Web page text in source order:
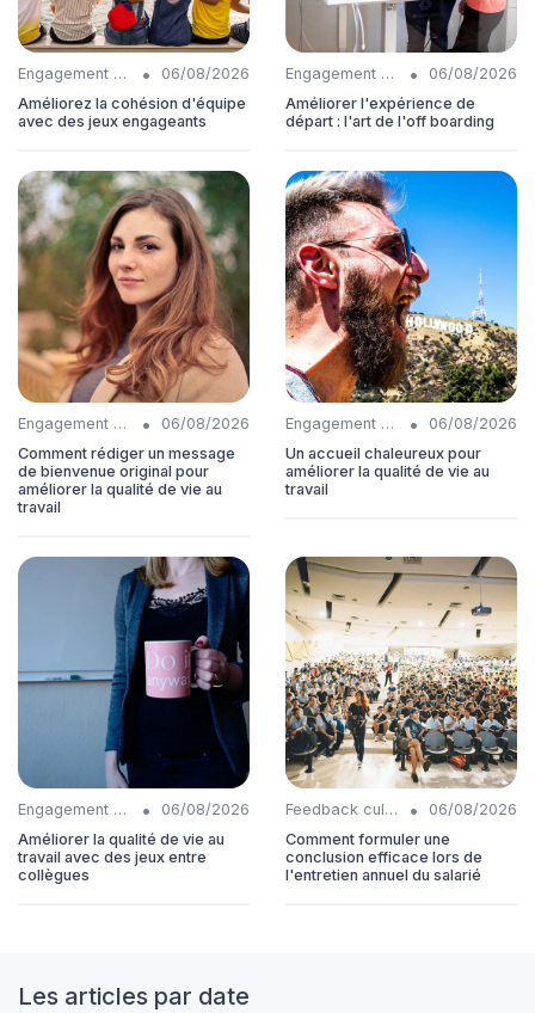
Engagement collaborateurs •
06/08/2026
Améliorez la cohésion d'équipe
avec des jeux engageants
Engagement collaborateurs •
06/08/2026
Améliorer l'expérience de
départ : l'art de l'off boarding
Engagement collaborateurs •
06/08/2026
Comment rédiger un message
de bienvenue original pour
améliorer la qualité de vie au
travail
Engagement collaborateurs •
06/08/2026
Un accueil chaleureux pour
améliorer la qualité de vie au
travail
Engagement collaborateurs •
06/08/2026
Améliorer la qualité de vie au
travail avec des jeux entre
collègues
Feedback culture •
06/08/2026
Comment formuler une
conclusion efficace lors de
l'entretien annuel du salarié
Les articles par date